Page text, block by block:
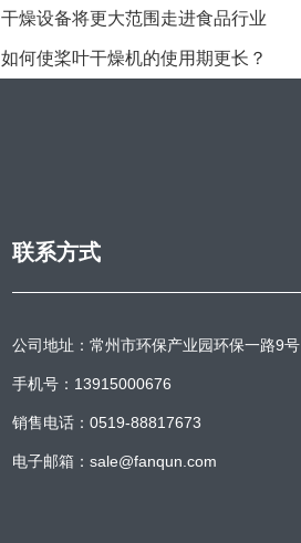
干燥设备将更大范围走进食品行业
如何使桨叶干燥机的使用期更长？
联系方式
公司地址：常州市环保产业园环保一路9号
手机号：13915000676
销售电话：0519-88817673
电子邮箱：sale@fanqun.com